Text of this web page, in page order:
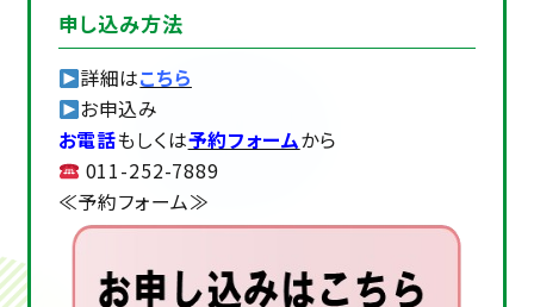
申し込み方法
詳細はこちら
お申込み
お電話もしくは予約フォームから
011-252-7889
≪予約フォーム≫